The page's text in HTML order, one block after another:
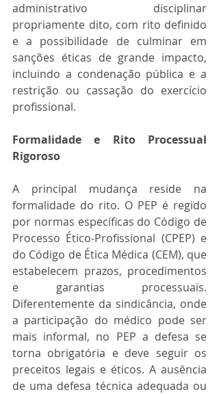
administrativo disciplinar
propriamente dito, com rito definido
e a possibilidade de culminar em
sanções éticas de grande impacto,
incluindo a condenação pública e a
restrição ou cassação do exercício
profissional.
Formalidade e Rito Processual
Rigoroso
A principal mudança reside na
formalidade do rito. O PEP é regido
por normas específicas do Código de
Processo Ético-Profissional (CPEP) e
do Código de Ética Médica (CEM), que
estabelecem prazos, procedimentos
e garantias processuais.
Diferentemente da sindicância, onde
a participação do médico pode ser
mais informal, no PEP a defesa se
torna obrigatória e deve seguir os
preceitos legais e éticos. A ausência
de uma defesa técnica adequada ou